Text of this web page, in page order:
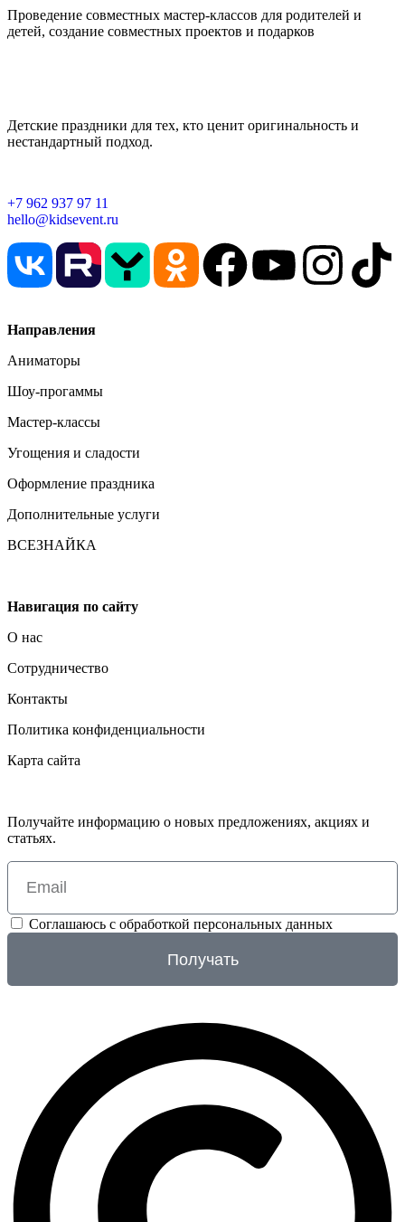
Проведение совместных мастер-классов для родителей и
детей, создание совместных проектов и подарков
Детские праздники для тех, кто ценит оригинальность и
нестандартный подход.
+7 962 937 97 11
hello@kidsevent.ru
Направления
Аниматоры
Шоу-прогаммы
Мастер-классы
Угощения и сладости
Оформление праздника
Дополнительные услуги
ВСЕЗНАЙКА
Навигация по сайту
О нас
Сотрудничество
Контакты
Политика конфиденциальности
Карта сайта
Получайте информацию о новых предложениях, акциях и
статьях.
Соглашаюсь с обработкой персональных данных
Получать